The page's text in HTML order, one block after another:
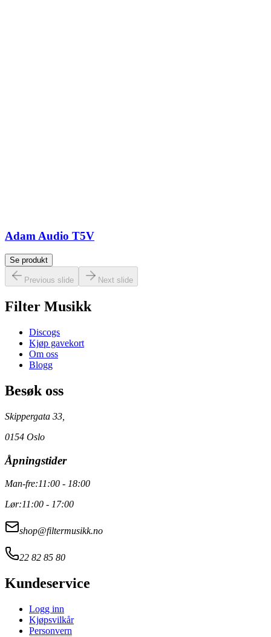
Adam Audio T5V
Se produkt
Previous slide Next slide
Filter Musikk
Discogs
Kjøp gavekort
Om oss
Blogg
Besøk oss
Skippergata 33,
0154 Oslo
Åpningstider
Man-fre:11:00 - 18:00
Lør:11:00 - 17:00
shop@filtermusikk.no
22 82 85 80
Kundeservice
Logg inn
Kjøpsvilkår
Personvern